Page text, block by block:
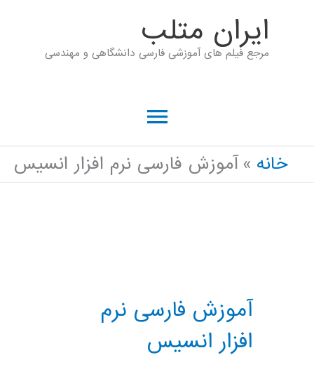
ايران متلب
مرجع فیلم های آموزشی فارسی دانشگاهی و مهندسی
فهرست
اصلی
خانه آموزش فارسی نرم افزار انسیس
آموزش فارسی نرم
افزار انسیس